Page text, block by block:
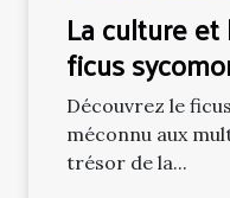
La culture
ficus
découvrir
Découvrez le
méconnu aux
trésor de la...